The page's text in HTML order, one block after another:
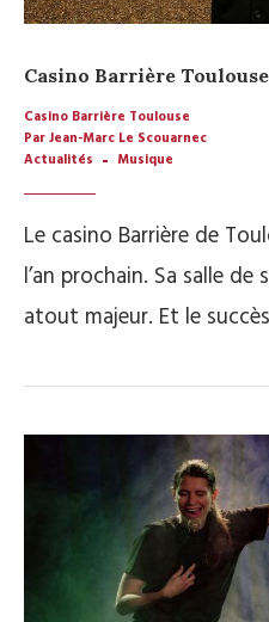
Casino Barrière
Casino Barrière Toulouse
Par Jean-Marc Le Scouarnec
Actualités
Musique
Le casino Barrière de
l’an prochain. Sa salle
atout majeur. Et le